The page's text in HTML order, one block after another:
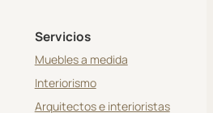
Servicios
Muebles a medida
Interiorismo
Arquitectos e interioristas